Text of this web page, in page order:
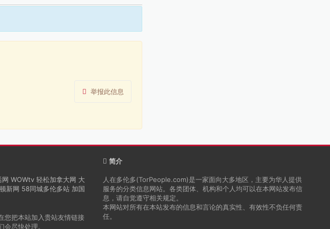
举报此信息
网 WOWtv 轻松加拿大网 大
新网 58同城多伦多站 加国
您把本站加入贵站友情链接
尽快处理。
简介
人在多伦多(TorPeople.com)是一家面向大多地区，主要为华人提供
服务的分类信息网站。各类团体、机构和个人均可以在本网站发布信
息，请自觉遵守相关规定。
本网站对所有在本站发布的信息和言论的真实性、有效性不负任何责
任。